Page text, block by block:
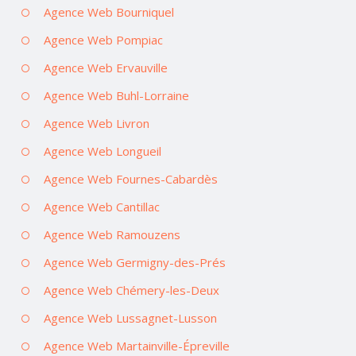
Agence Web Bourniquel
Agence Web Pompiac
Agence Web Ervauville
Agence Web Buhl-Lorraine
Agence Web Livron
Agence Web Longueil
Agence Web Fournes-Cabardès
Agence Web Cantillac
Agence Web Ramouzens
Agence Web Germigny-des-Prés
Agence Web Chémery-les-Deux
Agence Web Lussagnet-Lusson
Agence Web Martainville-Épreville